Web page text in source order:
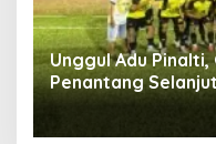
Unggul Adu Pinalti,
Penantang
Cup 2024